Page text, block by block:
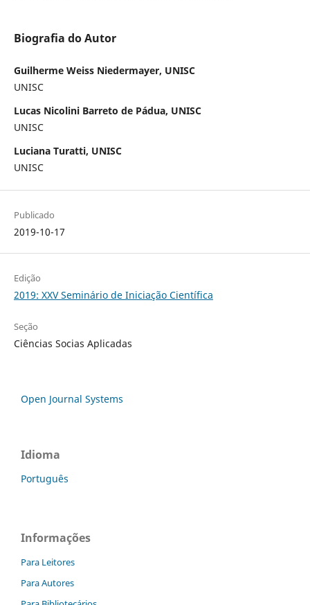
Biografia do Autor
Guilherme Weiss Niedermayer, UNISC
UNISC
Lucas Nicolini Barreto de Pádua, UNISC
UNISC
Luciana Turatti, UNISC
UNISC
Publicado
2019-10-17
Edição
2019: XXV Seminário de Iniciação Científica
Seção
Ciências Socias Aplicadas
Open Journal Systems
Idioma
Português
Informações
Para Leitores
Para Autores